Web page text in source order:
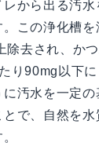
から出る汚水
この浄化槽を
除去され、か
り90mg以下に
汚水を一定の
で、自然を水